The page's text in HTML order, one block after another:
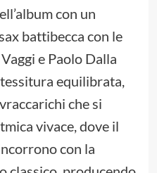
con un
battibecca con le
e Paolo Dalla
equilibrata,
che si
vivace, dove il
con la